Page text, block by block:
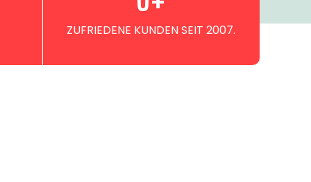
ZUFRIEDENE KUNDEN SEIT 2007.